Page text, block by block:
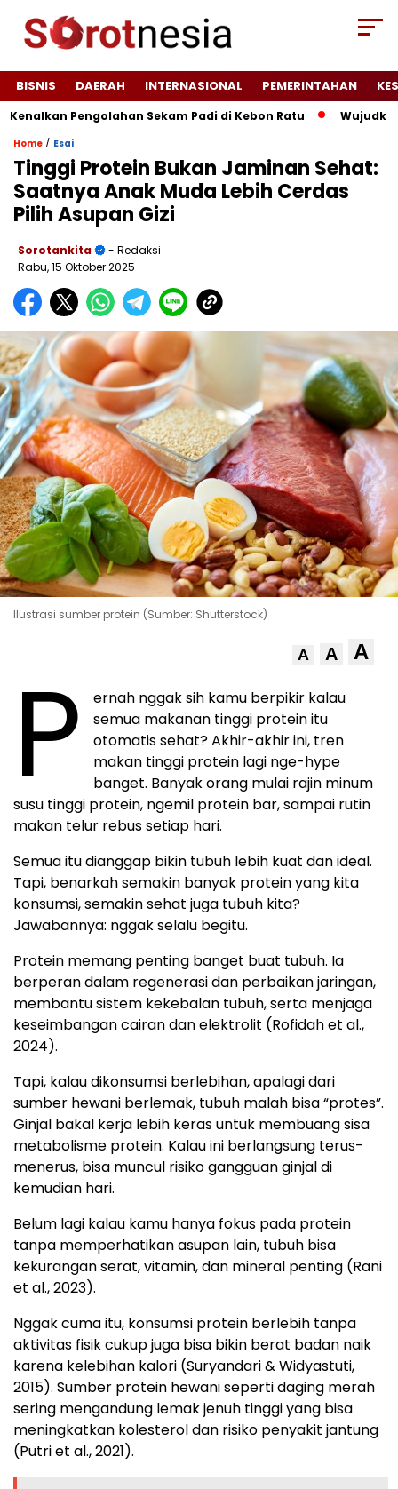
BISNIS DAERAH INTERNASIONAL PEMERINTAHAN
Pengolahan Sekam Padi di Kebon Ratu Wujudkan
Home / Esai
Tinggi Protein Bukan Jaminan Sehat:
Saatnya Anak Muda Lebih Cerdas
Pilih Asupan Gizi
Sorotankita
- Redaksi
Rabu, 15 Oktober 2025
Ilustrasi sumber protein (Sumber: Shutterstock)
A A A
P
ernah nggak sih kamu berpikir kalau
semua makanan tinggi protein itu
otomatis sehat? Akhir-akhir ini, tren
makan tinggi protein lagi nge-hype
banget. Banyak orang mulai rajin minum
susu tinggi protein, ngemil protein bar, sampai rutin
makan telur rebus setiap hari.
Semua itu dianggap bikin tubuh lebih kuat dan ideal.
Tapi, benarkah semakin banyak protein yang kita
konsumsi, semakin sehat juga tubuh kita?
Jawabannya: nggak selalu begitu.
Protein memang penting banget buat tubuh. Ia
berperan dalam regenerasi dan perbaikan jaringan,
membantu sistem kekebalan tubuh, serta menjaga
keseimbangan cairan dan elektrolit (Rofidah et al.,
2024).
Tapi, kalau dikonsumsi berlebihan, apalagi dari
sumber hewani berlemak, tubuh malah bisa “protes”.
Ginjal bakal kerja lebih keras untuk membuang sisa
metabolisme protein. Kalau ini berlangsung terus-
menerus, bisa muncul risiko gangguan ginjal di
kemudian hari.
Belum lagi kalau kamu hanya fokus pada protein
tanpa memperhatikan asupan lain, tubuh bisa
kekurangan serat, vitamin, dan mineral penting (Rani
et al., 2023).
Nggak cuma itu, konsumsi protein berlebih tanpa
aktivitas fisik cukup juga bisa bikin berat badan naik
karena kelebihan kalori (Suryandari & Widyastuti,
2015). Sumber protein hewani seperti daging merah
sering mengandung lemak jenuh tinggi yang bisa
meningkatkan kolesterol dan risiko penyakit jantung
(Putri et al., 2021).